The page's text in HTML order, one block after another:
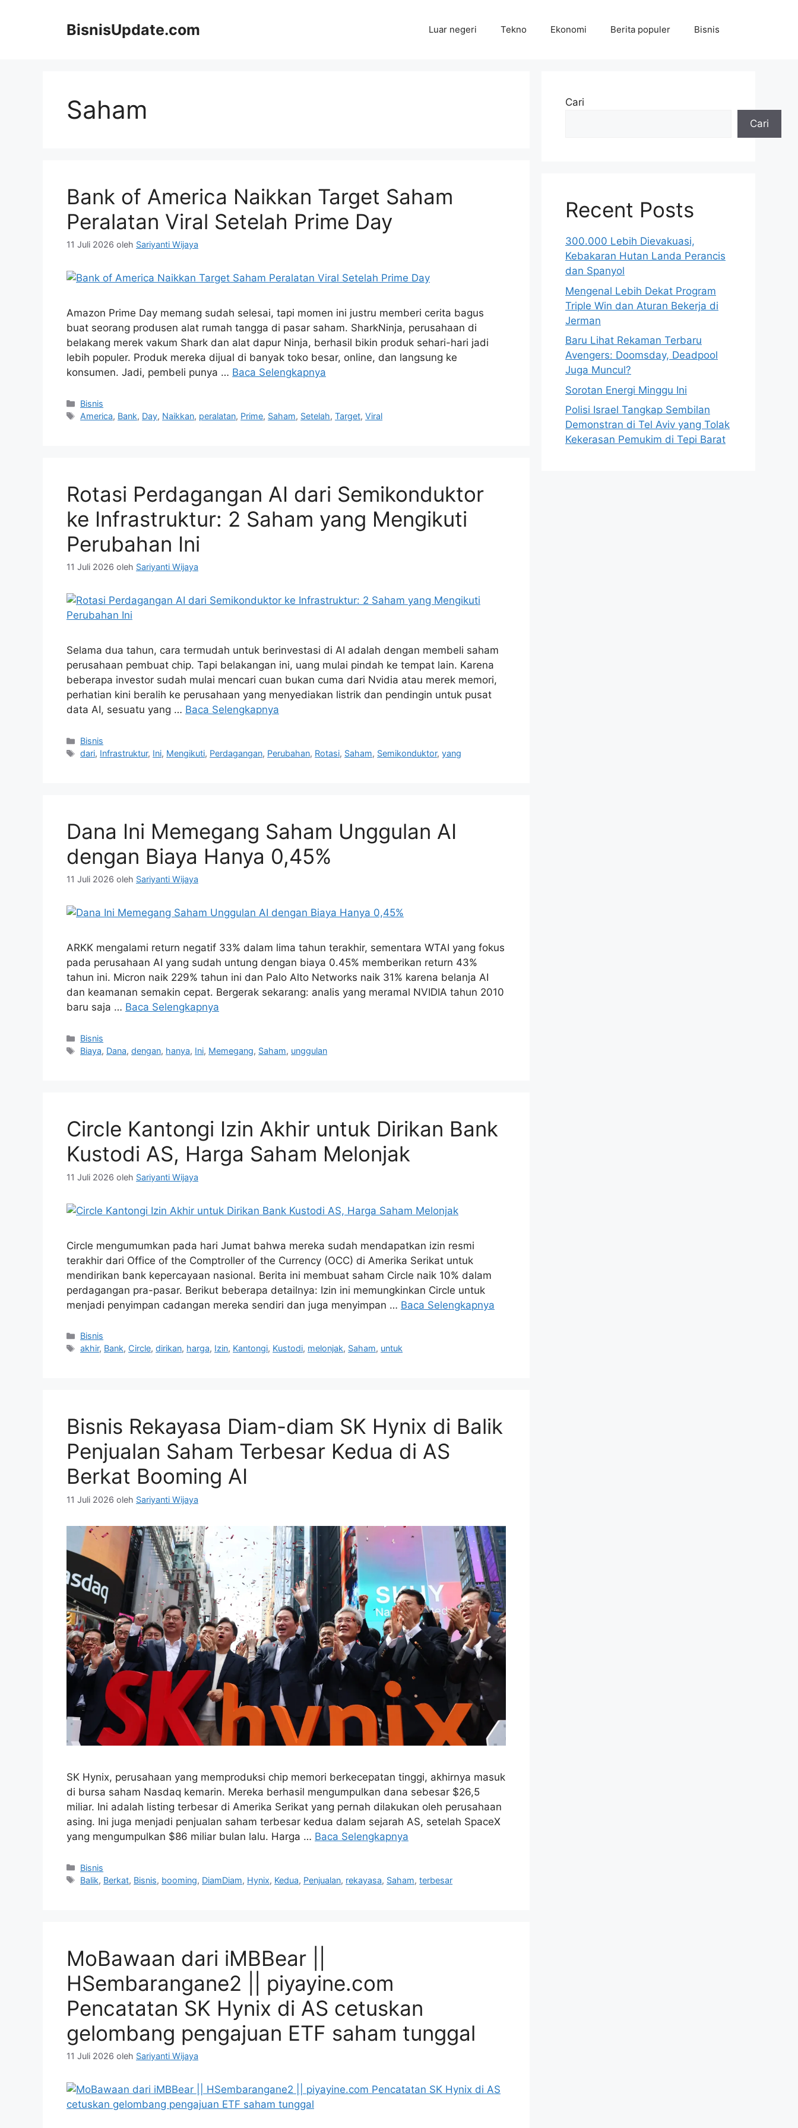
BisnisUpdate.com Luar negeri Tekno Ekonomi Berita populer Bisnis
Saham
Bank of America Naikkan Target Saham
Peralatan Viral Setelah Prime Day
11 Juli 2026 oleh Sariyanti Wijaya
Amazon Prime Day memang sudah selesai, tapi momen ini justru memberi cerita bagus
buat seorang produsen alat rumah tangga di pasar saham. SharkNinja, perusahaan di
belakang merek vakum Shark dan alat dapur Ninja, berhasil bikin produk sehari-hari jadi
lebih populer. Produk mereka dijual di banyak toko besar, online, dan langsung ke
konsumen. Jadi, pembeli punya … Baca Selengkapnya
Kategori
Bisnis
Tag
America, Bank, Day, Naikkan, peralatan, Prime, Saham, Setelah,Target,Viral
Rotasi Perdagangan AI dari Semikonduktor
ke Infrastruktur: 2 Saham yang Mengikuti
Perubahan Ini
11 Juli 2026 oleh Sariyanti Wijaya
Selama dua tahun, cara termudah untuk berinvestasi di AI adalah dengan membeli saham
perusahaan pembuat chip. Tapi belakangan ini, uang mulai pindah ke tempat lain. Karena
beberapa investor sudah mulai mencari cuan bukan cuma dari Nvidia atau merek memori,
perhatian kini beralih ke perusahaan yang menyediakan listrik dan pendingin untuk pusat
data AI, sesuatu yang … Baca Selengkapnya
Kategori
Bisnis
Tag
dari, Infrastruktur, Ini, Mengikuti, Perdagangan, Perubahan, Rotasi, Saham, Semikonduktor,yang
Dana Ini Memegang Saham Unggulan AI
dengan Biaya Hanya 0,45%
11 Juli 2026 oleh Sariyanti Wijaya
ARKK mengalami return negatif 33% dalam lima tahun terakhir, sementara WTAI yang fokus
pada perusahaan AI yang sudah untung dengan biaya 0.45% memberikan return 43%
tahun ini. Micron naik 229% tahun ini dan Palo Alto Networks naik 31% karena belanja AI
dan keamanan semakin cepat. Bergerak sekarang: analis yang meramal NVIDIA tahun 2010
baru saja … Baca Selengkapnya
Kategori
Bisnis
Tag
Biaya, Dana,dengan, hanya, Ini, Memegang, Saham, unggulan
Circle Kantongi Izin Akhir untuk Dirikan Bank
Kustodi AS, Harga Saham Melonjak
11 Juli 2026 oleh Sariyanti Wijaya
Circle mengumumkan pada hari Jumat bahwa mereka sudah mendapatkan izin resmi
terakhir dari Office of the Comptroller of the Currency (OCC) di Amerika Serikat untuk
mendirikan bank kepercayaan nasional. Berita ini membuat saham Circle naik 10% dalam
perdagangan pra-pasar. Berikut beberapa detailnya: Izin ini memungkinkan Circle untuk
menjadi penyimpan cadangan mereka sendiri dan juga menyimpan … Baca Selengkapnya
Kategori
Bisnis
Tag
akhir, Bank, Circle,dirikan, harga, Izin, Kantongi, Kustodi, melonjak, Saham, untuk
Bisnis Rekayasa Diam-diam SK Hynix di Balik
Penjualan Saham Terbesar Kedua di AS
Berkat Booming AI
11 Juli 2026 oleh Sariyanti Wijaya
SK Hynix, perusahaan yang memproduksi chip memori berkecepatan tinggi, akhirnya masuk
di bursa saham Nasdaq kemarin. Mereka berhasil mengumpulkan dana sebesar $26,5
miliar. Ini adalah listing terbesar di Amerika Serikat yang pernah dilakukan oleh perusahaan
asing. Ini juga menjadi penjualan saham terbesar kedua dalam sejarah AS, setelah SpaceX
yang mengumpulkan $86 miliar bulan lalu. Harga … Baca Selengkapnya
Kategori
Bisnis
Tag
Balik, Berkat, Bisnis, booming, DiamDiam, Hynix, Kedua, Penjualan, rekayasa, Saham,terbesar
MoBawaan dari iMBBear ||
HSembarangane2 || piyayine.com
Pencatatan SK Hynix di AS cetuskan
gelombang pengajuan ETF saham tunggal
11 Juli 2026 oleh Sariyanti Wijaya
Cari
Cari
Recent Posts
300.000 Lebih Dievakuasi,
Kebakaran Hutan Landa Perancis
dan Spanyol
Mengenal Lebih Dekat Program
Triple Win dan Aturan Bekerja di
Jerman
Baru Lihat Rekaman Terbaru
Avengers: Doomsday, Deadpool
Juga Muncul?
Sorotan Energi Minggu Ini
Polisi Israel Tangkap Sembilan
Demonstran di Tel Aviv yang Tolak
Kekerasan Pemukim di Tepi Barat